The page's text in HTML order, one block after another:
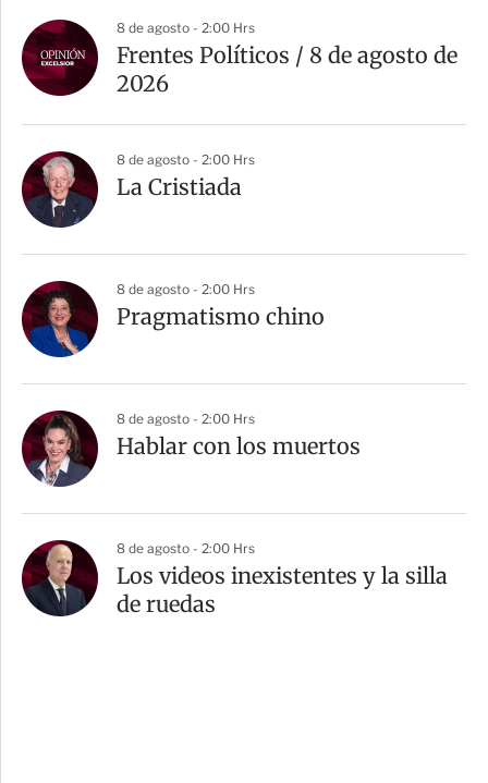
a
r
t
8 de agosto - 2:00 Hrs
Frentes Políticos / 8 de agosto de
2026
8 de agosto - 2:00 Hrs
La Cristiada
8 de agosto - 2:00 Hrs
Pragmatismo chino
8 de agosto - 2:00 Hrs
Hablar con los muertos
8 de agosto - 2:00 Hrs
Los videos inexistentes y la silla
de ruedas